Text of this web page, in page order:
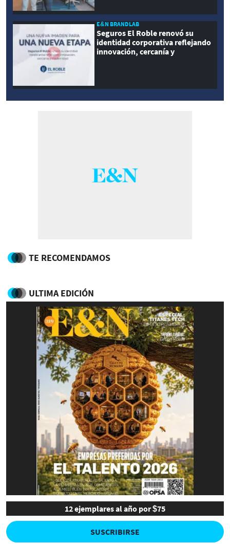
E&N BRANDLAB
Seguros El Roble renovó su
identidad corporativa reflejando
innovación, cercanía y
TE RECOMENDAMOS
ULTIMA EDICIÓN
12 ejemplares al año por $75
SUSCRIBIRSE